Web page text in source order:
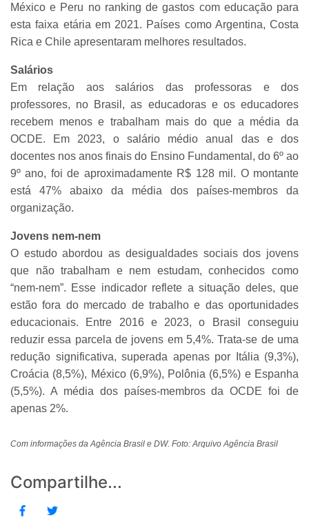
México e Peru no ranking de gastos com educação para
esta faixa etária em 2021. Países como Argentina, Costa
Rica e Chile apresentaram melhores resultados.
Salários
Em relação aos salários das professoras e dos
professores, no Brasil, as educadoras e os educadores
recebem menos e trabalham mais do que a média da
OCDE. Em 2023, o salário médio anual das e dos
docentes nos anos finais do Ensino Fundamental, do 6º ao
9º ano, foi de aproximadamente R$ 128 mil. O montante
está 47% abaixo da média dos países-membros da
organização.
Jovens nem-nem
O estudo abordou as desigualdades sociais dos jovens
que não trabalham e nem estudam, conhecidos como
“nem-nem”. Esse indicador reflete a situação deles, que
estão fora do mercado de trabalho e das oportunidades
educacionais. Entre 2016 e 2023, o Brasil conseguiu
reduzir essa parcela de jovens em 5,4%. Trata-se de uma
redução significativa, superada apenas por Itália (9,3%),
Croácia (8,5%), México (6,9%), Polônia (6,5%) e Espanha
(5,5%). A média dos países-membros da OCDE foi de
apenas 2%.
Com informações da Agência Brasil e DW. Foto: Arquivo Agência Brasil
Compartilhe...